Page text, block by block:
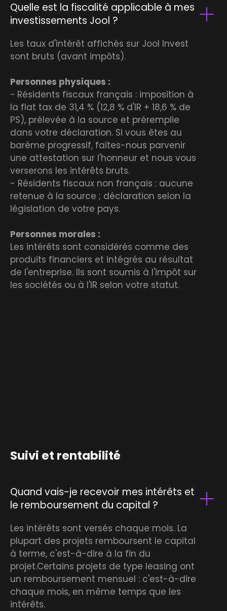
Quelle est la fiscalité applicable à mes
investissements Jool ?
Les taux d'intérêt affichés sur Jool Invest
sont bruts (avant impôts).
Personnes physiques :
- Résidents fiscaux français : imposition à
la flat tax de 31,4 % (12,8 % d'IR + 18,6 % de
PS), prélevée à la source et préremplie
dans votre déclaration. Si vous êtes au
barème progressif, faites-nous parvenir
une attestation sur l'honneur et nous vous
verserons les intérêts bruts.
- Résidents fiscaux non français : aucune
retenue à la source ; déclaration selon la
législation de votre pays.
Personnes morales :
Les intérêts sont considérés comme des
produits financiers et intégrés au résultat
de l'entreprise. Ils sont soumis à l'impôt sur
les sociétés ou à l'IR selon votre statut.
Suivi et rentabilité
Quand vais-je recevoir mes intérêts et
le remboursement du capital ?
Les intérêts sont versés chaque mois. La
plupart des projets remboursent le capital
à terme, c'est-à-dire à la fin du
projet.Certains projets de type leasing ont
un remboursement mensuel : c'est-à-dire
chaque mois, en même temps que les
intérêts.